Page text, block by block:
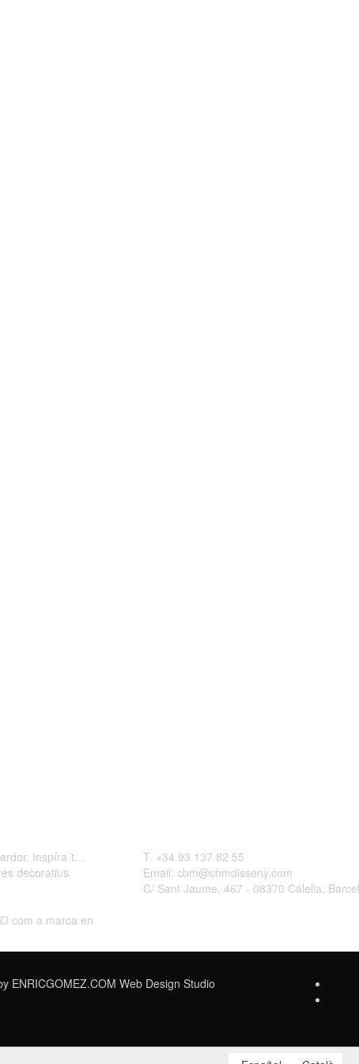
Inspíra´t…
decoratius
com a marca en
T. +34 93 137 82 55
Email: cbm@cbmdisseny.com
C/ Sant Jaume, 467 - 08370 Calella,
ENRICGOMEZ.COM Web Design Studio